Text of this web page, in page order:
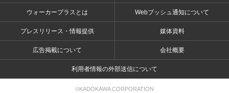
ウォーカープラスとは Webプッシュ通知について
プレスリリース・情報提供 媒体資料
広告掲載について 会社概要
利用者情報の外部送信について
©KADOKAWA CORPORATION